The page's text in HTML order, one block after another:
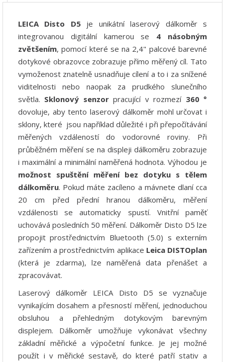
LEICA Disto D5je unikátní laserový dálkoměr s
integrovanou digitální kamerou se 4 násobným
zvětšením, pomocí které se na 2,4" palcové barevné
dotykové obrazovce zobrazuje přímo měřený cíl. Tato
vymoženost znatelně usnadňuje cílení a to i za snížené
viditelnosti nebo naopak za prudkého slunečního
světla. Sklonový senzorpracující v rozmezí 360 °
dovoluje, aby tento laserový dálkoměr mohl určovat i
sklony, které jsou například důležité i při přepočítávání
měřených vzdáleností do vodorovné roviny. Při
průběžném měření se na displeji dálkoměru zobrazuje
i maximální a minimální naměřená hodnota. Výhodou je
možnost spuštění měření bez dotyku s tělem
dálkoměru. Pokud máte zacíleno a mávnete dlaní cca
20 cm před přední hranou dálkoměru, měření
vzdálenosti se automaticky spustí. Vnitřní paměť
uchovává posledních 50 měření. Dálkoměr Disto D5 lze
propojit prostřednictvím Bluetooth (5.0) s externím
zařízením a prostřednictvím aplikace Leica DISTOplan
(která je zdarma), lze naměřená data přenášet a
zpracovávat.
Laserový dálkoměr LEICA Disto D5 se vyznačuje
vynikajícím dosahem a přesností měření, jednoduchou
obsluhou a přehledným dotykovým barevným
displejem. Dálkoměr umožňuje vykonávat všechny
základní měřické a výpočetní funkce. Je jej možné
použít i v měřické sestavě, do které patří stativ a